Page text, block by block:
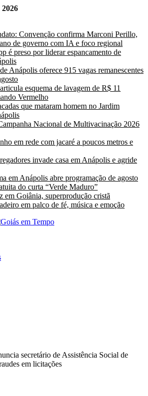
Convenção confirma Marconi Perillo,
de governo com IA e foco regional
é preso por liderar espancamento de
Anápolis oferece 915 vagas remanescentes
esquema de lavagem de R$ 11
Vermelho
que mataram homem no Jardim
Nacional de Multivacinação 2026
em rede com jacaré a poucos metros e
invade casa em Anápolis e agride
em Anápolis abre programação de agosto
do curta “Verde Maduro”
em Goiânia, superprodução cristã
em palco de fé, música e emoção
secretário de Assistência Social de
em licitações